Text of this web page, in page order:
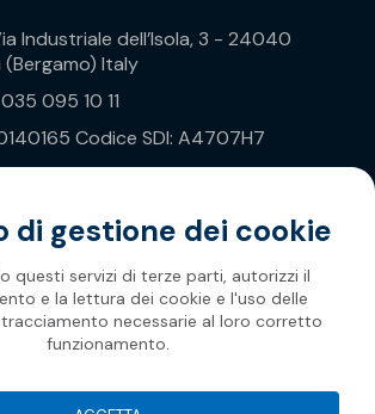
Industriale dell’Isola, 3 - 24040
(Bergamo) Italy
095 10 11
Codice SDI: A4707H7
Soprema 2026
di gestione dei cookie
questi servizi di terze parti, autorizzi il
e la lettura dei cookie e l'uso delle
necessarie al loro corretto
funzionamento.